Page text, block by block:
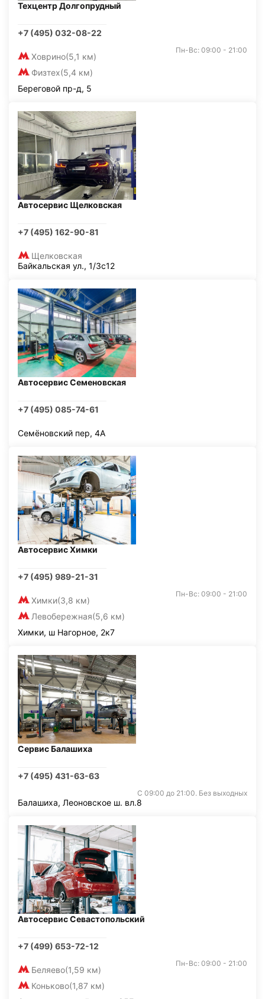
Техцентр Долгопрудный
+7 (495) 032-08-22
Ховрино(5,1 км)
Физтех(5,4 км)
Пн-Вс: 09:00 - 21:00
Береговой пр-д, 5
Автосервис Щелковская
+7 (495) 162-90-81
Щелковская
Байкальская ул., 1/3с12
Автосервис Семеновская
+7 (495) 085-74-61
Семёновский пер, 4А
Автосервис Химки
+7 (495) 989-21-31
Химки(3,8 км)
Левобережная(5,6 км)
Пн-Вс: 09:00 - 21:00
Химки, ш Нагорное, 2к7
Сервис Балашиха
+7 (495) 431-63-63
С 09:00 до 21:00. Без выходных
Балашиха, Леоновское ш. вл.8
Автосервис Севастопольский
+7 (499) 653-72-12
Беляево(1,59 км)
Коньково(1,87 км)
Пн-Вс: 09:00 - 21:00